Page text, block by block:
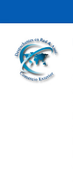
al
contenido